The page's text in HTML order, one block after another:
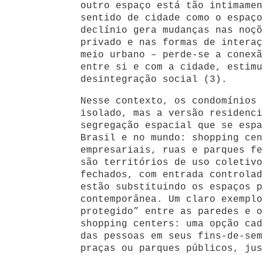
outro espaço está tão
sentido de cidade como o
declínio gera mudanças nas
privado e nas formas de
meio urbano – perde-se a
entre si e com a cidade,
desintegração social (3).
Nesse contexto, os condomínios
isolado, mas a versão
segregação espacial que se
Brasil e no mundo: shopping
empresariais, ruas e parques
são territórios de uso
fechados, com entrada
estão substituindo os espaços
contemporânea. Um claro
protegido” entre as paredes e
shopping centers: uma opção
das pessoas em seus fins-de-
praças ou parques públicos,